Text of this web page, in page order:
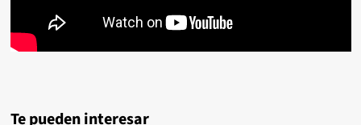
Te pueden interesar